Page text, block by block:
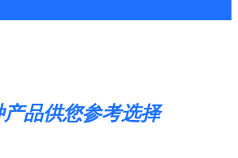
产品供您参考选择